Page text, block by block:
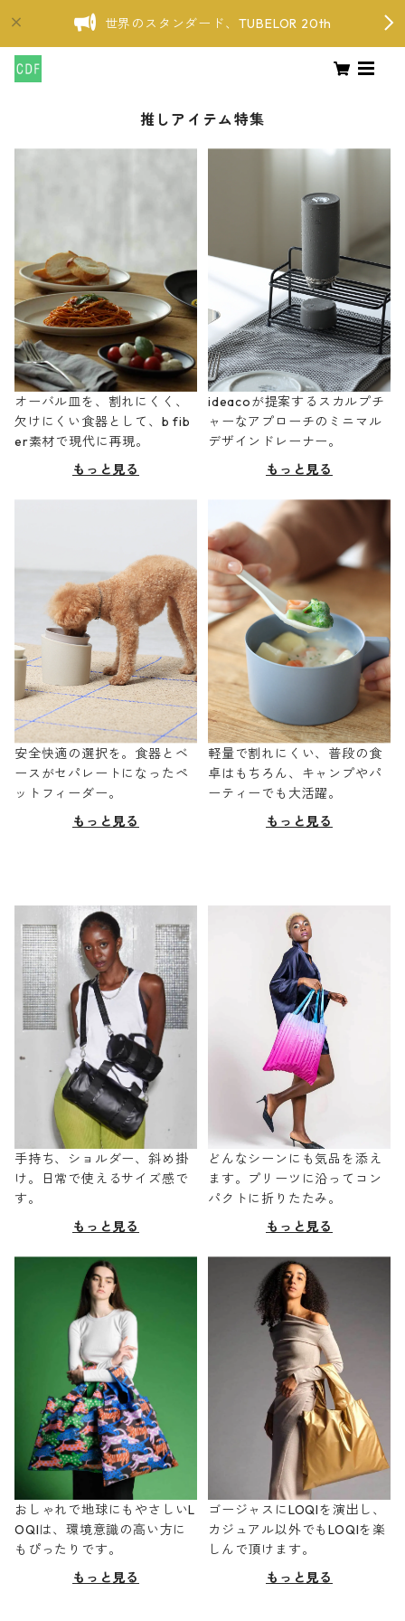
世界のスタンダード、TUBELOR 20th
推しアイテム特集
オーバル皿を、割れにくく、
欠けにくい食器として、b fib
er素材で現代に再現。
もっと見る
ideacoが提案するスカルプチ
ャーなアプローチのミニマル
デザインドレーナー。
もっと見る
安全快適の選択を。食器とベ
ースがセパレートになったペ
ットフィーダー。
もっと見る
軽量で割れにくい、普段の食
卓はもちろん、キャンプやパ
ーティーでも大活躍。
もっと見る
手持ち、ショルダー、斜め掛
け。日常で使えるサイズ感で
す。
もっと見る
どんなシーンにも気品を添え
ます。プリーツに沿ってコン
パクトに折りたたみ。
もっと見る
おしゃれで地球にもやさしいL
OQIは、環境意識の高い方に
もぴったりです。
もっと見る
ゴージャスにLOQIを演出し、
カジュアル以外でもLOQIを楽
しんで頂けます。
もっと見る